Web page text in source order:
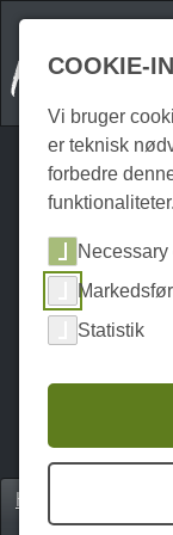
Home
COOKIE-
Vi bruger
er teknisk
forbedre
funktionaliteter.
Statistik